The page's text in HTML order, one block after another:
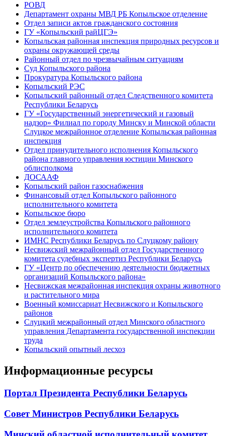
РОВД
Департамент охраны МВД РБ Копыльское отделение
Отдел записи актов гражданского состояния
ГУ «Копыльский райЦГЭ»
Копыльская районная инспекция природных ресурсов и
охраны окружающей среды
Районный отдел по чрезвычайным ситуациям
Суд Копыльского района
Прокуратура Копыльского района
Копыльский РЭС
Копыльский районный отдел Следственного комитета
Республики Беларусь
ГУ «Государственный энергетический и газовый
надзор» Филиал по городу Минску и Минской области
Слуцкое межрайонное отделение Копыльская районная
инспекция
Отдел принудительного исполнения Копыльского
района главного управления юстиции Минского
облисполкома
ДОСААФ
Копыльский район газоснабжения
Финансовый отдел Копыльского районного
исполнительного комитета
Копыльское бюро
Отдел землеустройства Копыльского районного
исполнительного комитета
ИМНС Республики Беларусь по Слуцкому району
Несвижский межрайонный отдел Государственного
комитета судебных экспертиз Республики Беларусь
ГУ «Центр по обеспечению деятельности бюджетных
организаций Копыльского района»
Несвижская межрайонная инспекция охраны животного
и растительного мира
Военный комиссариат Несвижского и Копыльского
районов
Слуцкий межрайонный отдел Минского областного
управления Департамента государственной инспекции
труда
Копыльский опытный лесхоз
Информационные ресурсы
Портал Президента Республики Беларусь
Совет Министров Республики Беларусь